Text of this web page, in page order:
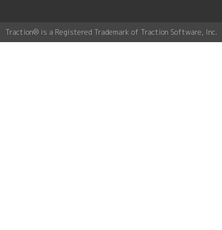
Traction® is a Registered Trademark of Traction Software, Inc.